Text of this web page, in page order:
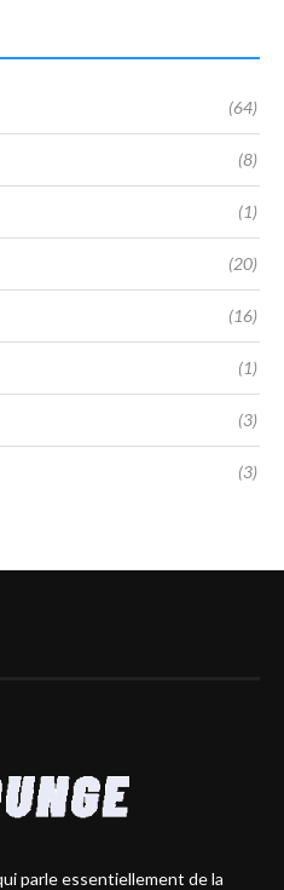
(64)
(8)
(1)
(20)
(16)
(1)
(3)
(3)
parle essentiellement de la